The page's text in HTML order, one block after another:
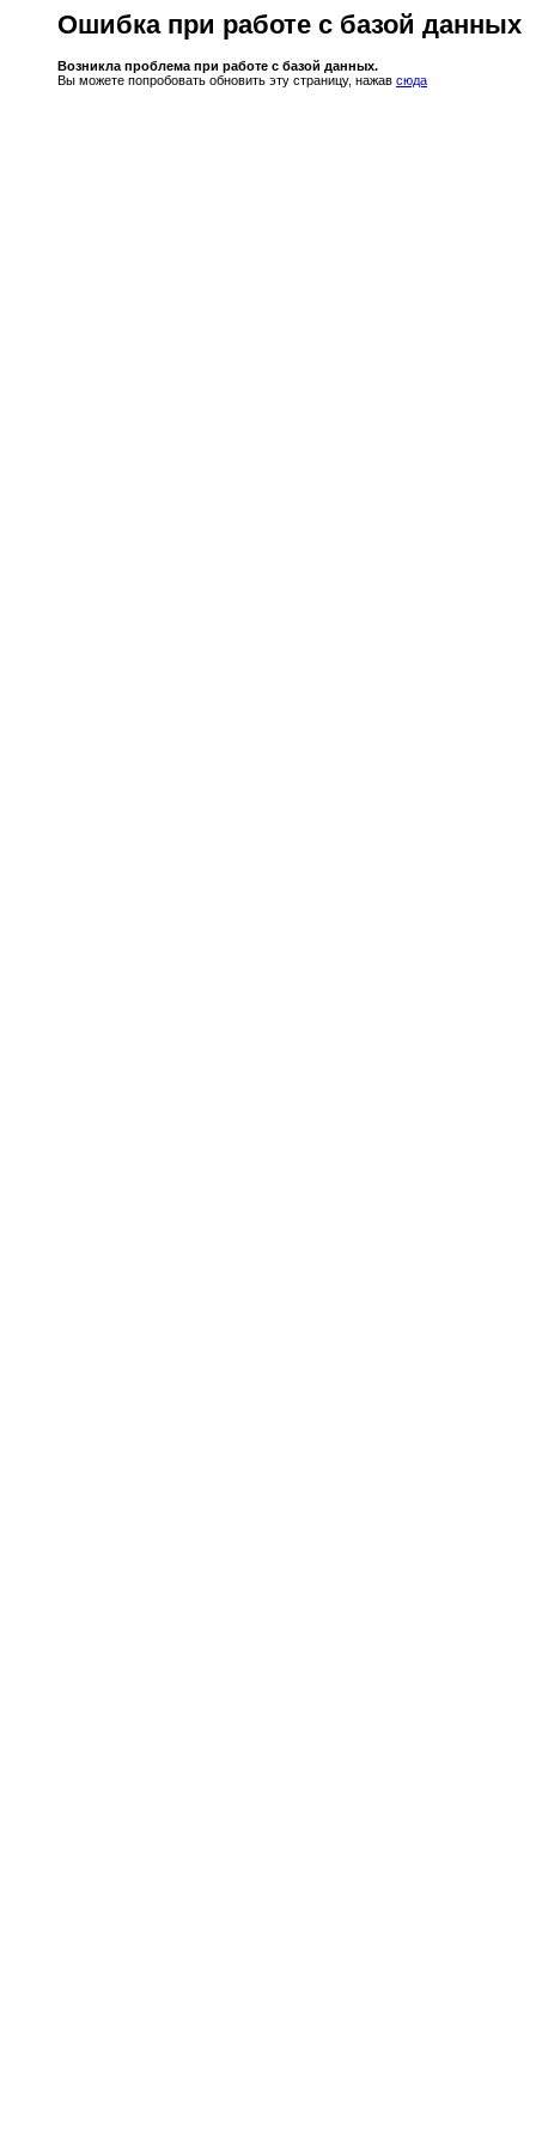
Ошибка при работе с базой данных
Возникла проблема при работе с базой данных.
Вы можете попробовать обновить эту страницу, нажав сюда